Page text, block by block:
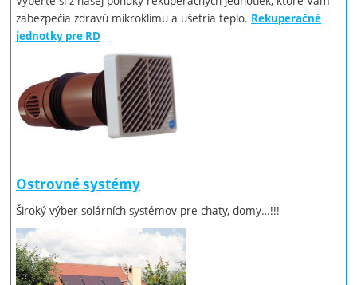
zabezpečia zdravú mikroklímu a ušetria teplo. Rekuperačné
jednotky pre RD
Ostrovné systémy
Široký výber solárních systémov pre chaty, domy…!!!